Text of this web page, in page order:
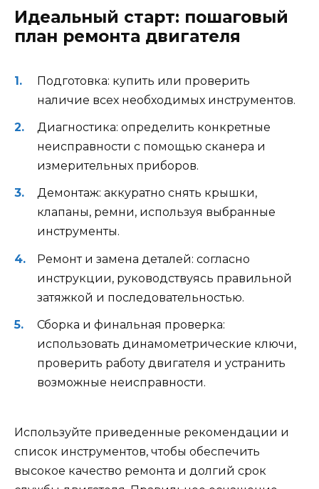
Идеальный старт: пошаговый
план ремонта двигателя
Подготовка: купить или проверить
наличие всех необходимых инструментов.
Диагностика: определить конкретные
неисправности с помощью сканера и
измерительных приборов.
Демонтаж: аккуратно снять крышки,
клапаны, ремни, используя выбранные
инструменты.
Ремонт и замена деталей: согласно
инструкции, руководствуясь правильной
затяжкой и последовательностью.
Сборка и финальная проверка:
использовать динамометрические ключи,
проверить работу двигателя и устранить
возможные неисправности.
Используйте приведенные рекомендации и
список инструментов, чтобы обеспечить
высокое качество ремонта и долгий срок